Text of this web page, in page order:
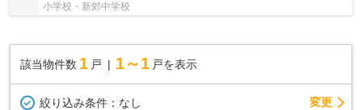
小学校・新郊中学校
該当物件数 1 戸 1～1 戸を表示
絞り込み条件： なし 変更